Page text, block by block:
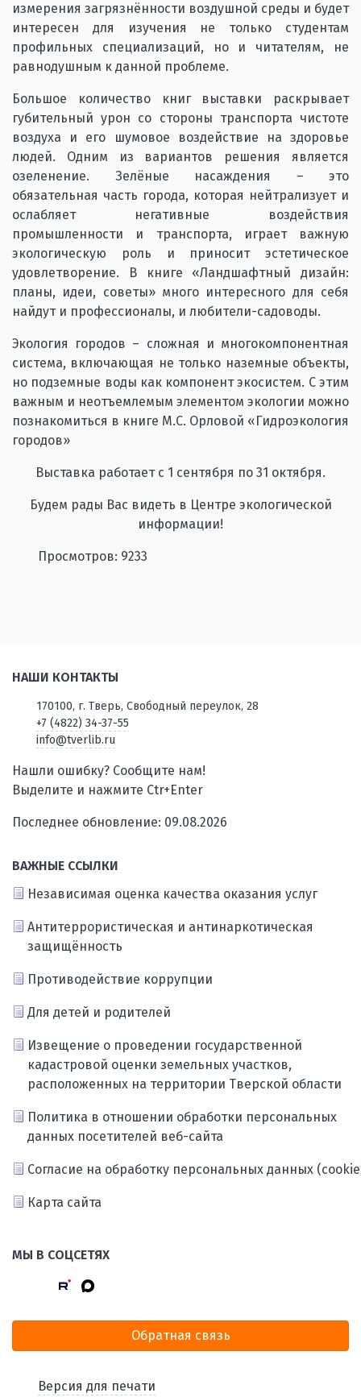
измерения загрязнённости воздушной среды и будет
интересен для изучения не только студентам
профильных специализаций, но и читателям, не
равнодушным к данной проблеме.
Большое количество книг выставки раскрывает
губительный урон со стороны транспорта чистоте
воздуха и его шумовое воздействие на здоровье
людей. Одним из вариантов решения является
озеленение. Зелёные насаждения – это
обязательная часть города, которая нейтрализует и
ослабляет негативные воздействия
промышленности и транспорта, играет важную
экологическую роль и приносит эстетическое
удовлетворение. В книге «Ландшафтный дизайн:
планы, идеи, советы» много интересного для себя
найдут и профессионалы, и любители-садоводы.
Экология городов – сложная и многокомпонентная
система, включающая не только наземные объекты,
но подземные воды как компонент экосистем. С этим
важным и неотъемлемым элементом экологии можно
познакомиться в книге М.С. Орловой «Гидроэкология
городов»
Выставка работает с 1 сентября по 31 октября.
Будем рады Вас видеть в Центре экологической
информации!
Просмотров: 9233
НАШИ КОНТАКТЫ
170100, г. Тверь, Свободный переулок, 28
+7 (4822) 34-37-55
info@tverlib.ru
Нашли ошибку? Сообщите нам!
Выделите и нажмите Ctr+Enter
Последнее обновление: 09.08.2026
ВАЖНЫЕ ССЫЛКИ
Независимая оценка качества оказания услуг
Антитеррористическая и антинаркотическая
защищённость
Противодействие коррупции
Для детей и родителей
Извещение о проведении государственной
кадастровой оценки земельных участков,
расположенных на территории Тверской области
Политика в отношении обработки персональных
данных посетителей веб-сайта
Согласие на обработку персональных данных
Карта сайта
МЫ В СОЦСЕТЯХ
Обратная связь
Версия для печати